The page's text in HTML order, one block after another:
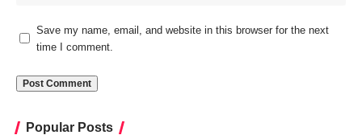
Save my name, email, and website in this browser for the next
time I comment.
Popular Posts